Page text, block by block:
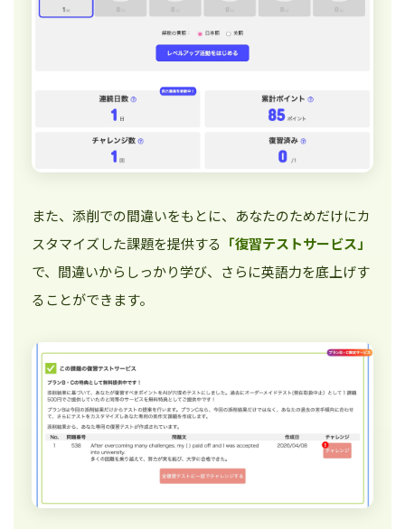
また、添削での間違いをもとに、あなたのためだけにカ
スタマイズした課題を提供する 「復習テストサービス」
で、間違いからしっかり学び、さらに英語力を底上げす
ることができます。